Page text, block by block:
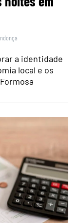
a identidade
local e os